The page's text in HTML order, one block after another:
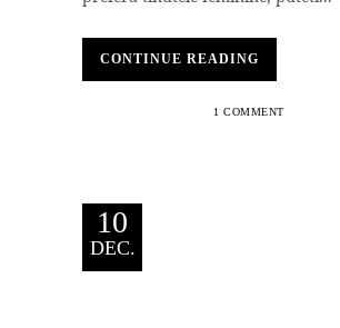
CONTINUE READING
1 COMMENT
10
DEC.